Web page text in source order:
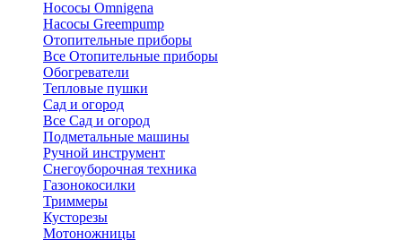
Нососы Omnigena
Насосы Greempump
Отопительные приборы
Все Отопительные приборы
Обогреватели
Тепловые пушки
Сад и огород
Все Сад и огород
Подметальные машины
Ручной инструмент
Снегоуборочная техника
Газонокосилки
Триммеры
Кусторезы
Мотоножницы